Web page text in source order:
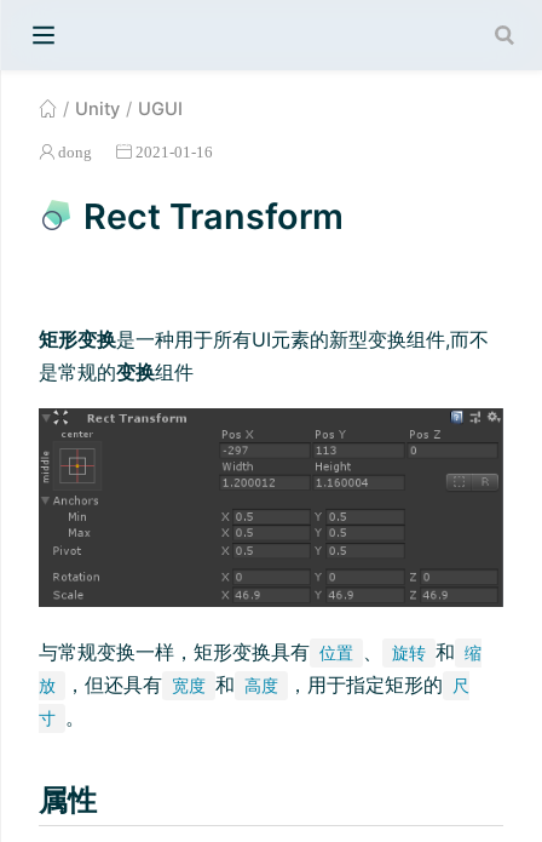
Unity UGUI
dong 2021-01-16
Rect Transform
矩形变换是一种用于所有UI元素的新型变换组件,而不
是常规的变换组件
与常规变换一样，矩形变换具有 位置 、 旋转 和 缩
放
，但还具有 宽度 和 高度 ，用于指定矩形的
尺
寸 。
属性